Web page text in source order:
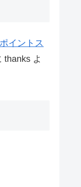
イントス
thanks よ